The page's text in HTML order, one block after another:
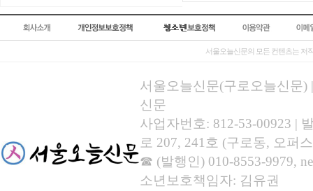
서울오늘신문의 모든 컨텐츠는 저
서울오늘신문(구로오늘신문)
신문
사업자번호: 812-53-00923 |
로 207, 241호 (구로동, 오퍼
☎ (발행인) 010-8553-9979,
소년보호책임자: 김유권